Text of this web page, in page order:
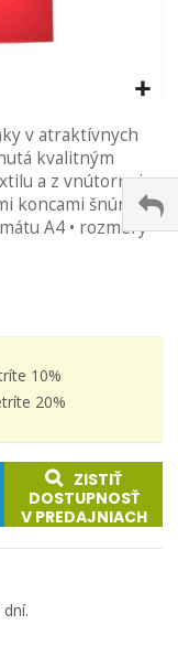
v atraktívnych
kvalitným
a z vnútornej
koncami šnúrok •
A4 • rozmery
10%
20%
ZISTIŤ
DOSTUPNOSŤ
V PREDAJNIACH